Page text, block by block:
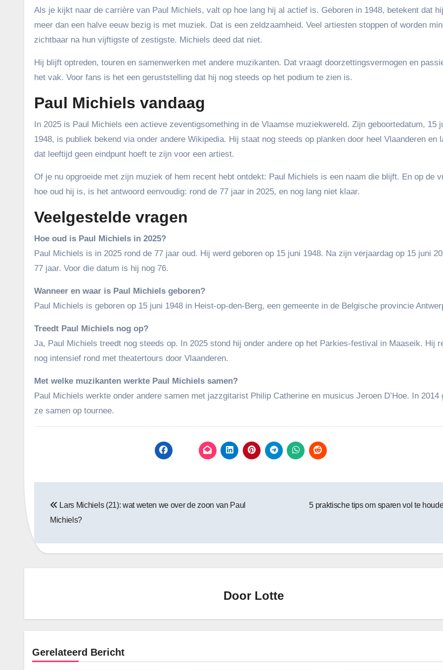
Als je kijkt naar de carrière van Paul Michiels, valt op hoe lang hij al actief is. Geboren in 1948, betekent dat
meer dan een halve eeuw bezig is met muziek. Dat is een zeldzaamheid. Veel artiesten stoppen of worden
zichtbaar na hun vijftigste of zestigste. Michiels deed dat niet.
Hij blijft optreden, touren en samenwerken met andere muzikanten. Dat vraagt doorzettingsvermogen en
het vak. Voor fans is het een geruststelling dat hij nog steeds op het podium te zien is.
Paul Michiels vandaag
In 2025 is Paul Michiels een actieve zeventigsomething in de Vlaamse muziekwereld. Zijn geboortedatum, 15
1948, is publiek bekend via onder andere Wikipedia. Hij staat nog steeds op planken door heel Vlaanderen en
dat leeftijd geen eindpunt hoeft te zijn voor een artiest.
Of je nu opgroeide met zijn muziek of hem recent hebt ontdekt: Paul Michiels is een naam die blijft. En op de
hoe oud hij is, is het antwoord eenvoudig: rond de 77 jaar in 2025, en nog lang niet klaar.
Veelgestelde vragen
Hoe oud is Paul Michiels in 2025?
Paul Michiels is in 2025 rond de 77 jaar oud. Hij werd geboren op 15 juni 1948. Na zijn verjaardag op 15 juni
77 jaar. Voor die datum is hij nog 76.
Wanneer en waar is Paul Michiels geboren?
Paul Michiels is geboren op 15 juni 1948 in Heist-op-den-Berg, een gemeente in de Belgische provincie
Treedt Paul Michiels nog op?
Ja, Paul Michiels treedt nog steeds op. In 2025 stond hij onder andere op het Parkies-festival in Maaseik. Hij
nog intensief rond met theatertours door Vlaanderen.
Met welke muzikanten werkte Paul Michiels samen?
Paul Michiels werkte onder andere samen met jazzgitarist Philip Catherine en musicus Jeroen D’Hoe. In 2014
ze samen op tournee.
navigatie
Lars Michiels (21): wat weten we over de zoon van Paul
Michiels?
5 praktische tips om sparen vol te
Door Lotte
Gerelateerd Bericht